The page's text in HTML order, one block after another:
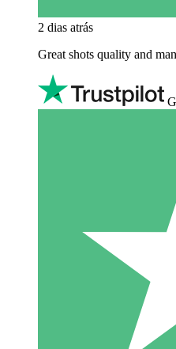
2 dias atrás
Great shots quality and